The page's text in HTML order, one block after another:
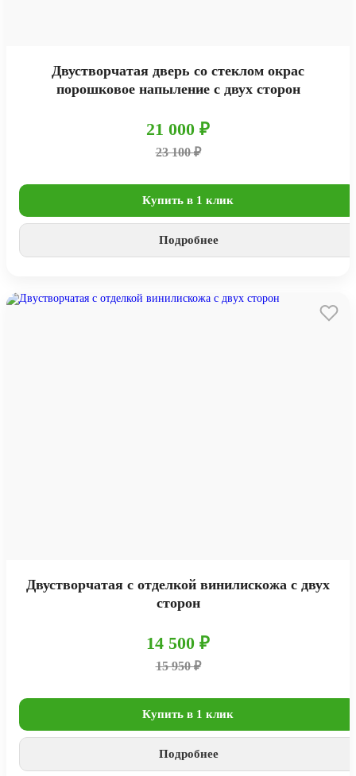
Двустворчатая дверь со стеклом окрас
порошковое напыление с двух сторон
21 000 ₽
23 100 ₽
Купить в 1 клик
Подробнее
Двустворчатая с отделкой винилискожа с двух
сторон
14 500 ₽
15 950 ₽
Купить в 1 клик
Подробнее